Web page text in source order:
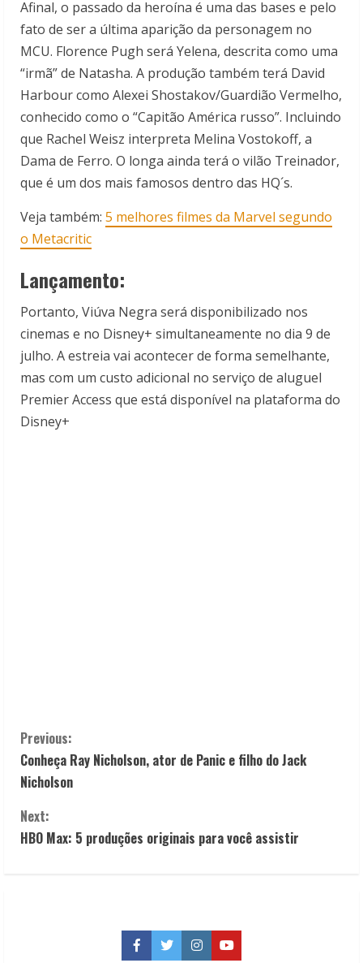
Afinal, o passado da heroína é uma das bases e pelo
fato de ser a última aparição da personagem no
MCU. Florence Pugh será Yelena, descrita como uma
“irmã” de Natasha. A produção também terá David
Harbour como Alexei Shostakov/Guardião Vermelho,
conhecido como o “Capitão América russo”. Incluindo
que Rachel Weisz interpreta Melina Vostokoff, a
Dama de Ferro. O longa ainda terá o vilão Treinador,
que é um dos mais famosos dentro das HQ´s.
Veja também: 5 melhores filmes da Marvel segundo
o Metacritic
Lançamento:
Portanto, Viúva Negra será disponibilizado nos
cinemas e no Disney+ simultaneamente no dia 9 de
julho. A estreia vai acontecer de forma semelhante,
mas com um custo adicional no serviço de aluguel
Premier Access que está disponível na plataforma do
Disney+
C
o
n
t
Previous:
Conheça Ray Nicholson, ator de Panic e filho do Jack
Nicholson
Next:
HBO Max: 5 produções originais para você assistir
Facebook
TwitterInstagramYouTube